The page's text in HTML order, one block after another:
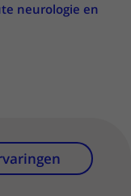
neurologie en